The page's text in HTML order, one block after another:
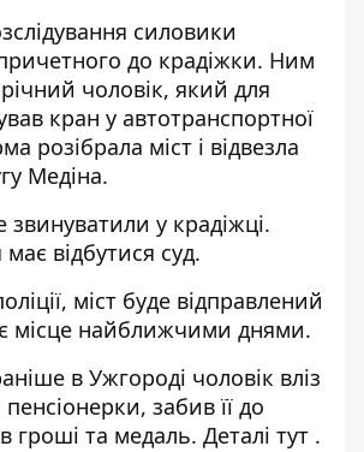
силовики
до крадіжки. Ним
чоловік, який для
кран у автотранспортної
розібрала міст і відвезла
Медіна.
звинуватили у крадіжці.
відбутися суд.
міст буде відправлений
місце найближчими днями.
в Ужгороді чоловік вліз
забив її до
гроші та медаль. Деталі тут .